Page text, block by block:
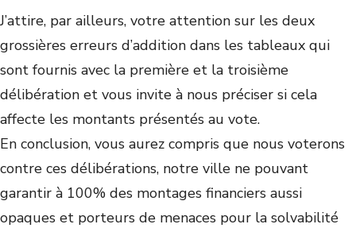
J’attire, par ailleurs, votre attention sur les deux
grossières erreurs d’addition dans les tableaux qui
sont fournis avec la première et la troisième
délibération et vous invite à nous préciser si cela
affecte les montants présentés au vote.
En conclusion, vous aurez compris que nous voterons
contre ces délibérations, notre ville ne pouvant
garantir à 100% des montages financiers aussi
opaques et porteurs de menaces pour la solvabilité